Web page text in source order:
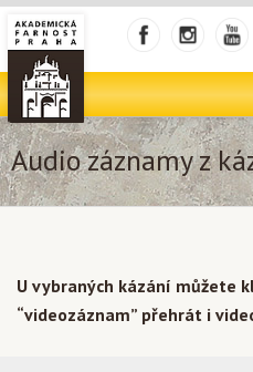
Audio záznamy z
U vybraných kázání můžete
“videozáznam” přehrát i